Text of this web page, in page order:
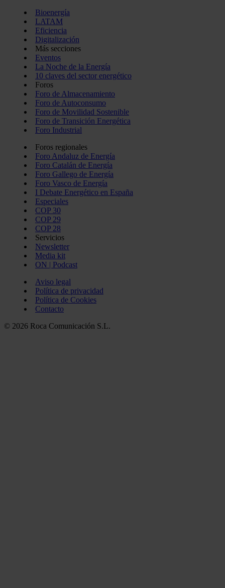
Bioenergía
LATAM
Eficiencia
Digitalización
Más secciones
Eventos
La Noche de la Energía
10 claves del sector energético
Foros
Foro de Almacenamiento
Foro de Autoconsumo
Foro de Movilidad Sostenible
Foro de Transición Energética
Foro Industrial
Foros regionales
Foro Andaluz de Energía
Foro Catalán de Energía
Foro Gallego de Energía
Foro Vasco de Energía
I Debate Energético en España
Especiales
COP 30
COP 29
COP 28
Servicios
Newsletter
Media kit
ON | Podcast
Aviso legal
Política de privacidad
Política de Cookies
Contacto
© 2026 Roca Comunicación S.L.